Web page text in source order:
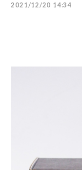
2021/12/20 14:34